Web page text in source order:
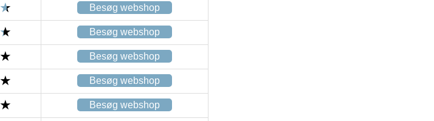
Besøg webshop
Besøg webshop
Besøg webshop
Besøg webshop
Besøg webshop